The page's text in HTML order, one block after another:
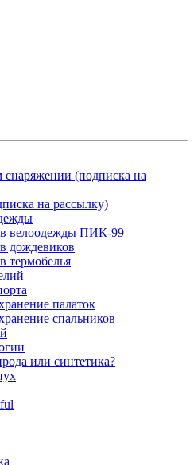
снаряжении (подписка на
на рассылку)
велоодежды ПИК-99
дождевиков
термобелья
палаток
спальников
или синтетика?